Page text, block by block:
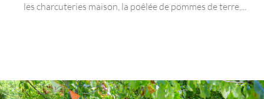
les charcuteries maison, la poêlée de pommes de terre,...